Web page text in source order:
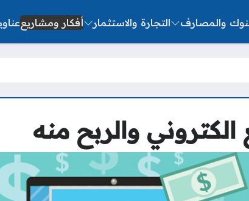
والمصارف التجارة والاستثمار أفكار ومشاريع
والربح منه